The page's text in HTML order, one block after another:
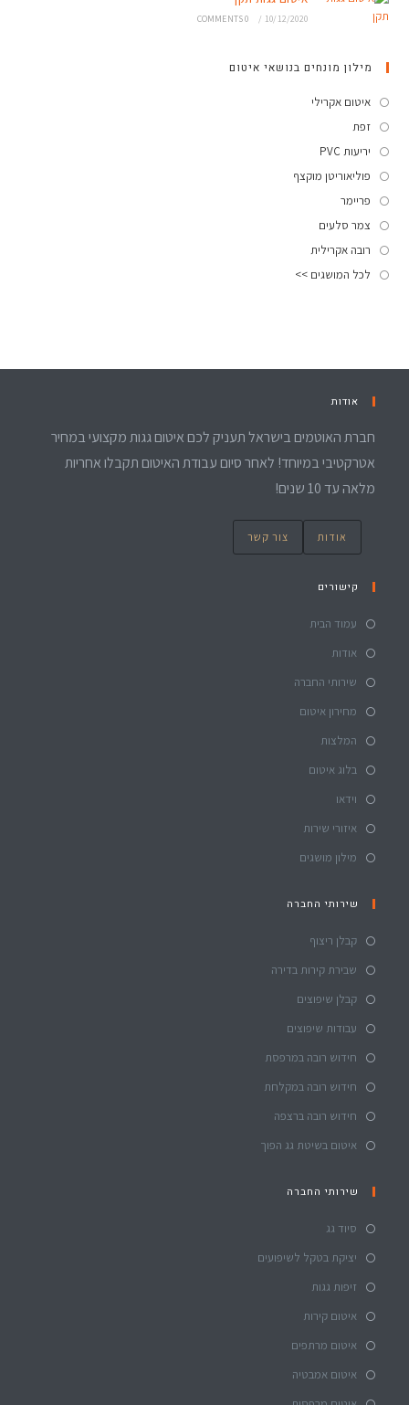
10/12/2020
/
0 COMMENTS
מילון מונחים בנושאי איטום
איטום אקרילי
זפת
יריעות PVC
פוליאוריטן מוקצף
פריימר
צמר סלעים
רובה אקרילית
לכל המושגים >>
אודות
חברת האוטמים בישראל תעניק לכם איטום גגות מקצועי במחיר
אטרקטיבי במיוחד! לאחר סיום עבודת האיטום תקבלו אחריות
מלאה עד 10 שנים!
אודות צור קשר
קישורים
עמוד הבית
אודות
שירותי החברה
מחירון איטום
המלצות
בלוג איטום
וידאו
איזורי שירות
מילון מושגים
שירותי החברה
קבלן ריצוף
שבירת קירות בדירה
קבלן שיפוצים
עבודות שיפוצים
חידוש רובה במרפסת
חידוש רובה במקלחת
חידוש רובה ברצפה
איטום בשיטת גג הפוך
שירותי החברה
סיוד גג
יציקת בטקל לשיפועים
זיפות גגות
איטום קירות
איטום מרתפים
איטום אמבטיה